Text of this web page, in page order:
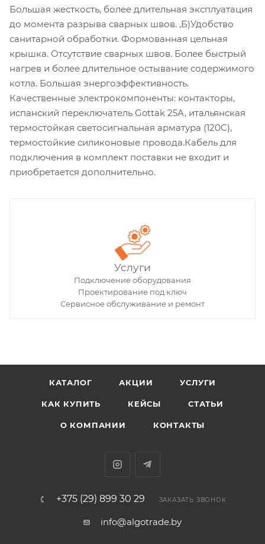
Большая жесткость, более длительная эксплуатация
до момента разрыва сварных швов. ,Б)Удобство
санитарной обработки. Формованная цельная
крышка. Отсутствие сварных швов. Более быстрый
нагрев и более длительное остывание содержимого
котла. Большая энергоэффективность.
Качественные электрокомпоненты: контакторы,
испанский переключатель Gottak 25A, итальянская
термостойкая светосигнальная арматура (120С),
термостойкие силиконовые провода.Кабель для
подключения в комплект поставки не входит и
приобретается дополнительно.
Услуги
Подключение оборудования
Проектирование под ключ
Сервисное обслуживание и ремонт
КАТАЛОГ АКЦИИ УСЛУГИ
КАК КУПИТЬ КЕЙСЫ СТАТЬИ
О КОМПАНИИ КОНТАКТЫ
+375 (29) 899 30 29 ЗАКАЗАТЬ ЗВОНОК
info@algotrade.by